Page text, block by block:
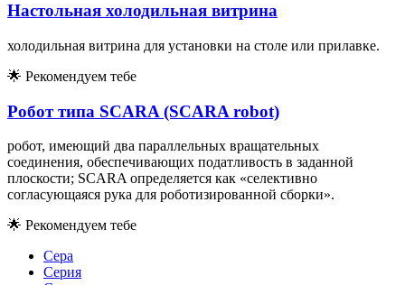
Настольная холодильная витрина
холодильная витрина для установки на столе или прилавке.
🌟 Рекомендуем тебе
Робот типа SCARA (SCARA robot)
робот, имеющий два параллельных вращательных
соединения, обеспечивающих податливость в заданной
плоскости; SCARA определяется как «селективно
согласующаяся рука для роботизированной сборки».
🌟 Рекомендуем тебе
Сера
Серия